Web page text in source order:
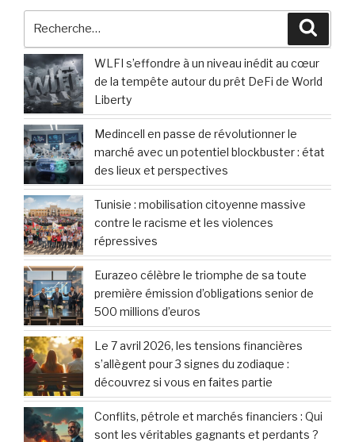
:
WLFI s’effondre à un niveau inédit au cœur
de la tempête autour du prêt DeFi de World
Liberty
Medincell en passe de révolutionner le
marché avec un potentiel blockbuster : état
des lieux et perspectives
Tunisie : mobilisation citoyenne massive
contre le racisme et les violences
répressives
Eurazeo célèbre le triomphe de sa toute
première émission d’obligations senior de
500 millions d’euros
Le 7 avril 2026, les tensions financières
s’allègent pour 3 signes du zodiaque :
découvrez si vous en faites partie
Conflits, pétrole et marchés financiers : Qui
sont les véritables gagnants et perdants ?